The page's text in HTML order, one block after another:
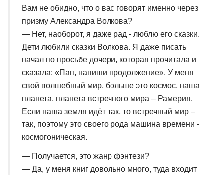
Вам не обидно, что о вас говорят именно через
призму Александра Волкова?
— Нет, наоборот, я даже рад - люблю его сказки.
Дети любили сказки Волкова. Я даже писать
начал по просьбе дочери, которая прочитала и
сказала: «Пап, напиши продолжение». У меня
свой волшебный мир, больше это космос, наша
планета, планета встречного мира – Рамерия.
Если наша земля идёт так, то встречный мир –
так, поэтому это своего рода машина времени -
космогоническая.
— Получается, это жанр фэнтези?
— Да, у меня книг довольно много, туда входит